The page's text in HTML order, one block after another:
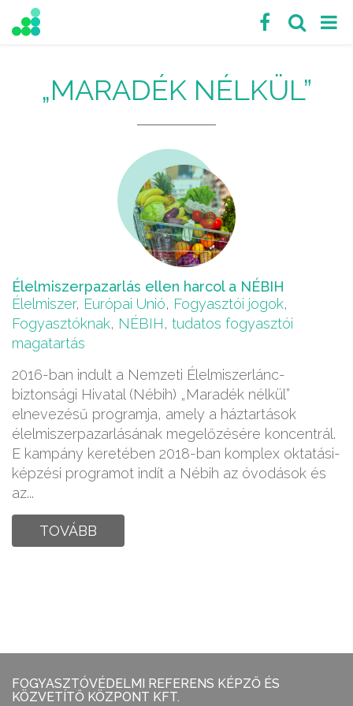
„MARADÉK NÉLKÜL”
Élelmiszerpazarlás ellen harcol a NÉBIH
Élelmiszer, Európai Unió, Fogyasztói jogok,
Fogyasztóknak, NÉBIH, tudatos fogyasztói
magatartás
2016-ban indult a Nemzeti Élelmiszerlánc-
biztonsági Hivatal (Nébih) „Maradék nélkül”
elnevezésű programja, amely a háztartások
élelmiszerpazarlásának megelőzésére koncentrál.
E kampány keretében 2018-ban komplex oktatási-
képzési programot indít a Nébih az óvodások és
az...
TOVÁBB
FOGYASZTÓVÉDELMI REFERENS KÉPZŐ ÉS
KÖZVETÍTŐ KÖZPONT KFT.